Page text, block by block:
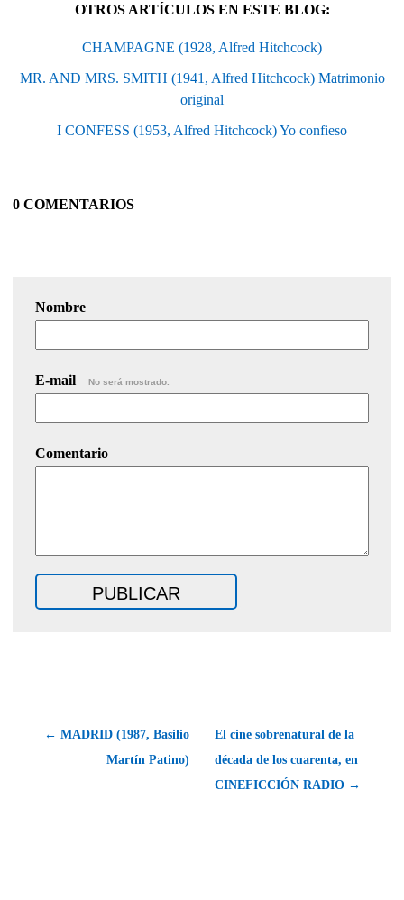
OTROS ARTÍCULOS EN ESTE BLOG:
CHAMPAGNE (1928, Alfred Hitchcock)
MR. AND MRS. SMITH (1941, Alfred Hitchcock) Matrimonio
original
I CONFESS (1953, Alfred Hitchcock) Yo confieso
0 COMENTARIOS
Nombre
E-mail No será mostrado.
Comentario
← MADRID (1987, Basilio
Martín Patino)
El cine sobrenatural de la
década de los cuarenta, en
CINEFICCIÓN RADIO →